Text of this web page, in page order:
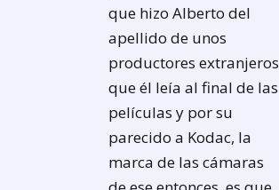
que hizo Alberto del
apellido de unos
productores extranjeros
que él leía al final de las
películas y por su
parecido a Kodac, la
marca de las cámaras